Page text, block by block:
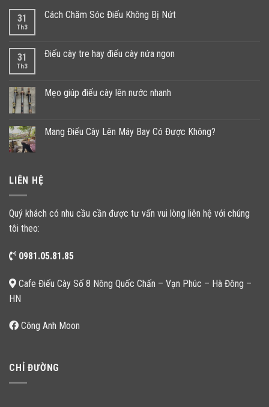
31
Th3
Cách Chăm Sóc Điếu Không Bị Nứt
31
Th3
Điếu cày tre hay điếu cày nứa ngon
Mẹo giúp điếu cày lên nước nhanh
Mang Điếu Cày Lên Máy Bay Có Được Không?
LIÊN HỆ
Quý khách có nhu cầu cần được tư vấn vui lòng liên hệ với chúng
tôi theo:
0981.05.81.85
Cafe Điếu Cày Số 8 Nông Quốc Chấn – Vạn Phúc – Hà Đông –
HN
Công Anh Moon
CHỈ ĐƯỜNG